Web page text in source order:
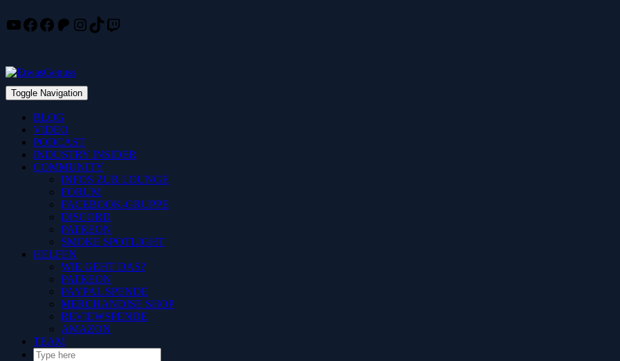
Skip
YouTube
Facebook
Facebook
Patreon
Instagram
TikTok
Twitch
Toggle Navigation
BLOG
VIDEO
PODCAST
INDUSTRY INSIDER
COMMUNITY
INFOS ZUR LOUNGE
FORUM
FACEBOOK-GRUPPE
DISCORD
PATREON
SMOKE SPOTLIGHT
HELFEN
WIE GEHT DAS?
PATREON
PAYPAL SPENDE
MERCHANDISE SHOP
REVIEWSPENDE
AMAZON
TEAM